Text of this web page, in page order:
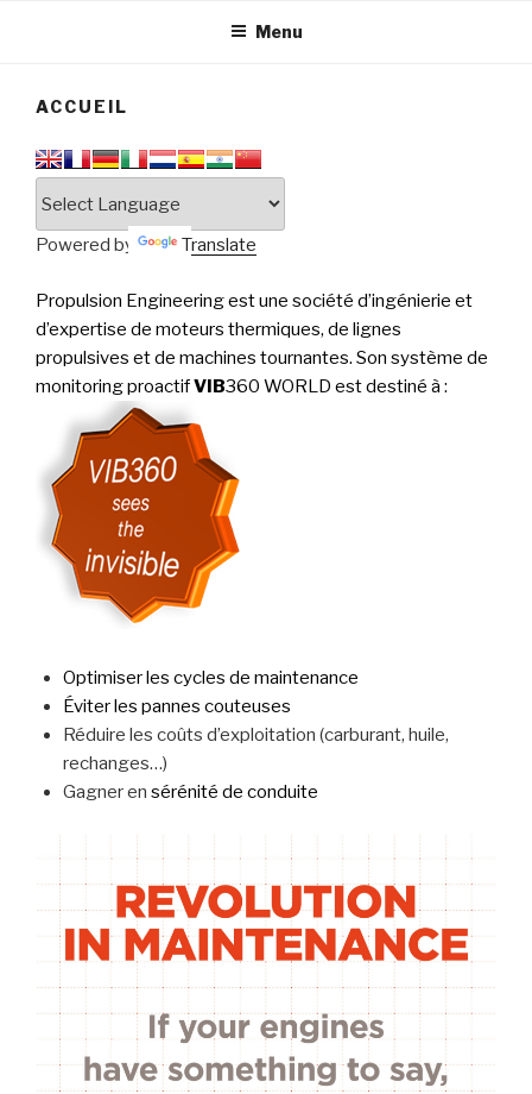
PERFORMANCE
Menu
ACCUEIL
Powered by Translate
Propulsion Engineering est une société d’ingénierie et
d’expertise de moteurs thermiques, de lignes
propulsives et de machines tournantes. Son système de
monitoring proactifVIB360 WORLD est destiné à :
Optimiser les cycles de maintenance
Éviter les pannes couteuses
Réduire les coûts d’exploitation (carburant, huile,
rechanges…)
Gagner en sérénité de conduite